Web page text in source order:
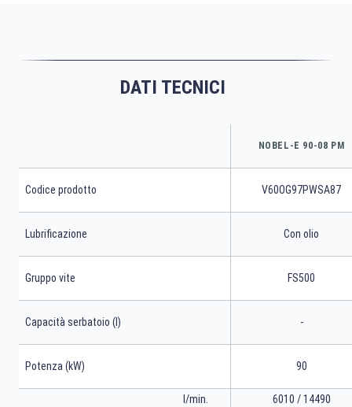
DATI TECNICI
NOBEL-E 90-08 PM
Codice prodotto V60OG97PWSA87
Lubrificazione Con olio
Gruppo vite FS500
Capacità serbatoio (l) -
Potenza (kW) 90
l/min.
6010 / 14490